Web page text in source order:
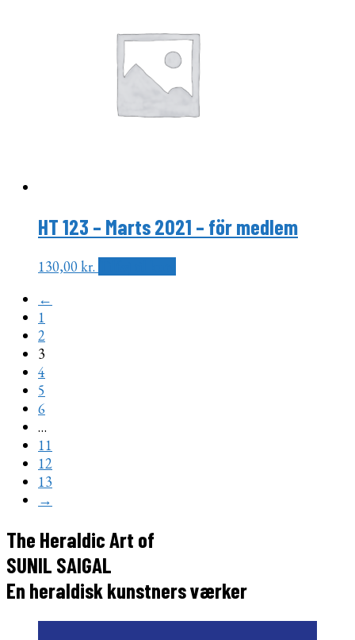
HT 123 – Marts 2021 – för medlem
130,00kr.
←
1
2
3
4
5
6
…
11
12
13
→
The Heraldic Art of
SUNIL SAIGAL
En heraldisk kunstners værker